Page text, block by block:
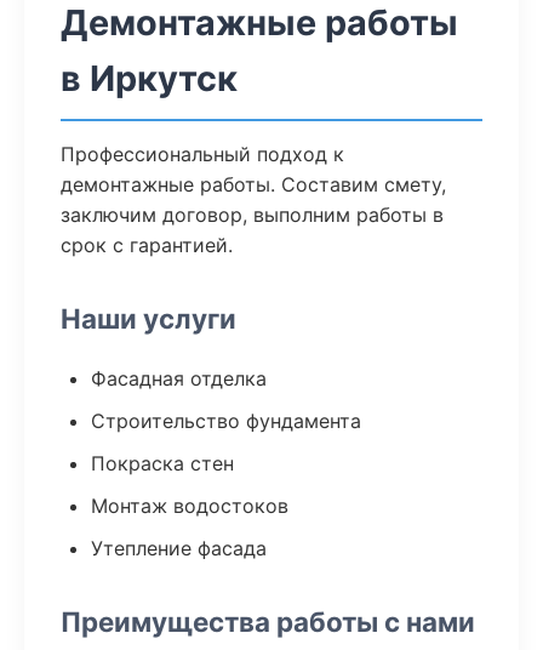
Демонтажные работы
в Иркутск
Профессиональный подход к
демонтажные работы. Составим смету,
заключим договор, выполним работы в
срок с гарантией.
Наши услуги
Фасадная отделка
Строительство фундамента
Покраска стен
Монтаж водостоков
Утепление фасада
Преимущества работы с нами